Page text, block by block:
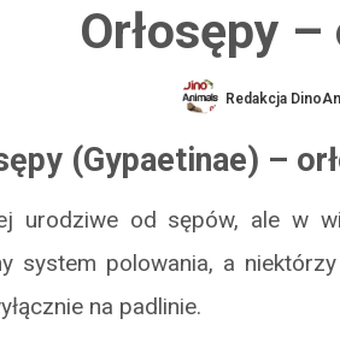
Orłosępy
Redakcja
(Gypaetinae) –
urodziwe od sępów, ale w
system polowania, a
na padlinie.